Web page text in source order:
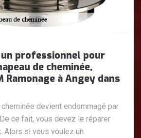
professionnel pour
de cheminée,
Ramonage à Angey dans
devient endommagé par
ce fait, vous devez le réparer
Alors si vous voulez un